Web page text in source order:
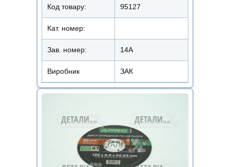
Код товару: 95127
Кат. номер:
Зав. номер: 14А
Виробник ЗАК